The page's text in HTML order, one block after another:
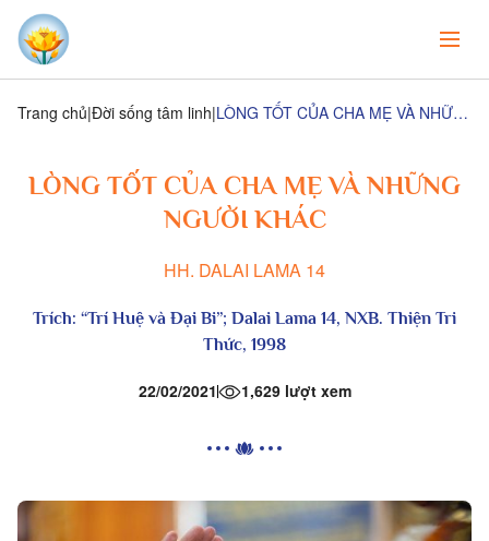
Trang chủ Đời sống tâm linh LÒNG TỐT CỦA CHA MẸ VÀ NHỮNG NGƯỜI KHÁC
LÒNG TỐT CỦA CHA MẸ VÀ NHỮNG
NGƯỜI KHÁC
HH. DALAI LAMA 14
Trích: “Trí Huệ và Đại Bi”; Dalai Lama 14, NXB. Thiện Tri
Thức, 1998
22/02/2021 1,629 lượt xem